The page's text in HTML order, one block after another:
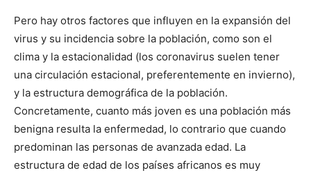
Pero hay otros factores que influyen en la expansión del
virus y su incidencia sobre la población, como son el
clima y la estacionalidad (los coronavirus suelen tener
una circulación estacional, preferentemente en invierno),
y la estructura demográfica de la población.
Concretamente, cuanto más joven es una población más
benigna resulta la enfermedad, lo contrario que cuando
predominan las personas de avanzada edad. La
estructura de edad de los países africanos es muy